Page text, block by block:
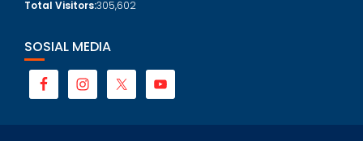
Total Visitors:305,602
SOSIAL MEDIA